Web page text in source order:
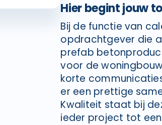
Hier begint jouw
Bij de functie van
opdrachtgever die
prefab
voor de
korte
er een prettige
Kwaliteit staat bij
ieder project tot